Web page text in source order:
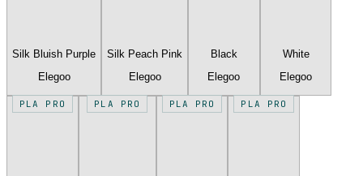
Silk Bluish Purple
Elegoo
Silk Peach Pink
Elegoo
Black
Elegoo
White
Elegoo
PLA PRO PLA PRO PLA PRO PLA PRO